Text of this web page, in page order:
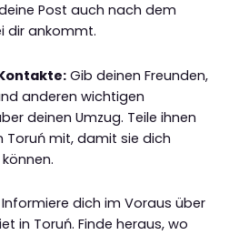
Post auch nach dem
dir ankommt.
Gib deinen Freunden,
anderen wichtigen
deinen Umzug. Teile ihnen
Toruń mit, damit sie dich
Informiere dich im Voraus über
in Toruń. Finde heraus, wo